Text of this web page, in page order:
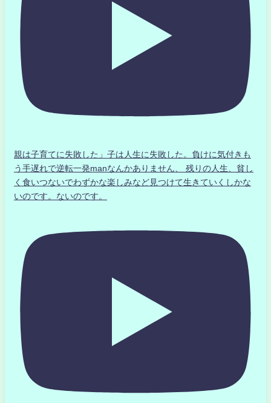
親は子育てに失敗した」子は人生に失敗した。負けに気付きも
う手遅れで逆転一発manなんかありません、 残りの人生、貧し
く食いつないでわずかな楽しみなど見つけて生きていくしかな
いのです。ないのです。